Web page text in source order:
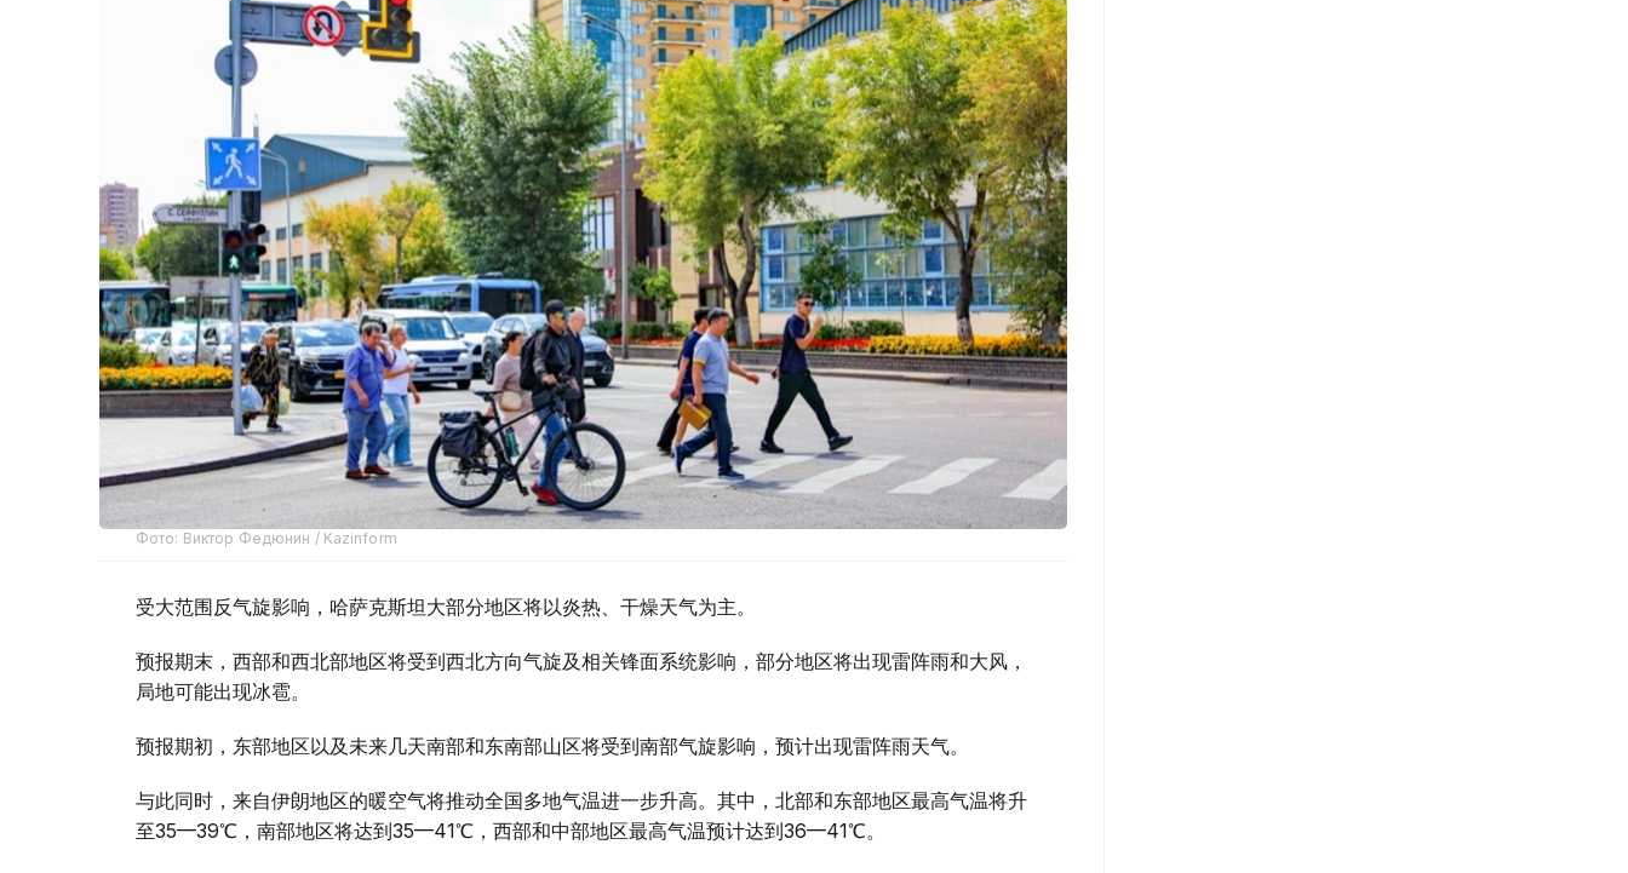
Фото: Виктор Федюнин / Kazinform
受大范围反气旋影响，哈萨克斯坦大部分地区将以炎热、干燥天气为主。
预报期末，西部和西北部地区将受到西北方向气旋及相关锋面系统影响，部分地区将出现雷阵雨和大风，
局地可能出现冰雹。
预报期初，东部地区以及未来几天南部和东南部山区将受到南部气旋影响，预计出现雷阵雨天气。
与此同时，来自伊朗地区的暖空气将推动全国多地气温进一步升高。其中，北部和东部地区最高气温将升
至35—39℃，南部地区将达到35—41℃，西部和中部地区最高气温预计达到36—41℃。